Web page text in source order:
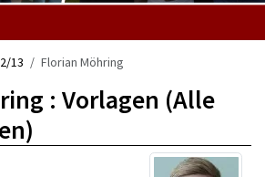
13 Florian Möhring
: Vorlagen (Alle